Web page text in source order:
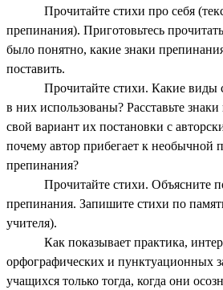
Прочитайте стихи про себя
препинания). Приготовьтесь
было понятно, какие знаки
поставить.
Прочитайте стихи. Какие
в них использованы? Расставьте
свой вариант их постановки с
почему автор прибегает к необычной
препинания?
Прочитайте стихи. Объясните
препинания. Запишите стихи по
учителя).
Как показывает практика,
орфографических и пунктуационных
учащихся только тогда, когда они